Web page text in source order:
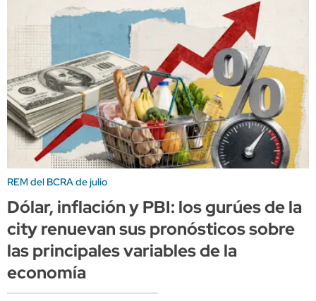
REM del BCRA de julio
Dólar, inflación y PBI: los gurúes de la
city renuevan sus pronósticos sobre
las principales variables de la
economía